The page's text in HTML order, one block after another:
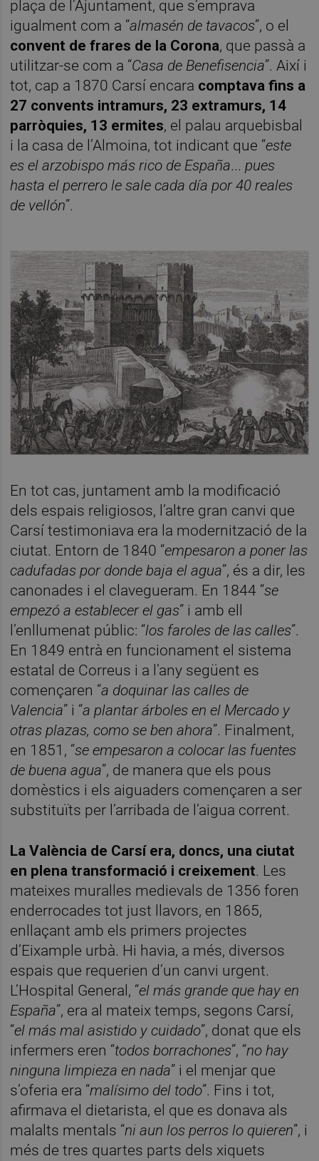
plaça de l’Ajuntament, que s’emprava
igualment com a “almasén de tavacos”, o el
convent de frares de la Corona, que passà a
utilitzar-se com a “Casa de Benefisencia”. Així i
tot, cap a 1870 Carsí encara comptava fins a
27 convents intramurs, 23 extramurs, 14
parròquies, 13 ermites, el palau arquebisbal
i la casa de l’Almoina, tot indicant que “este
es el arzobispo más rico de España... pues
hasta el perrero le sale cada día por 40 reales
de vellón”.
En tot cas, juntament amb la modificació
dels espais religiosos, l’altre gran canvi que
Carsí testimoniava era la modernització de la
ciutat. Entorn de 1840 “empesaron a poner las
cadufadas por donde baja el agua”, és a dir, les
canonades i el clavegueram. En 1844 “se
empezó a establecer el gas” i amb ell
l’enllumenat públic: “los faroles de las calles”.
En 1849 entrà en funcionament el sistema
estatal de Correus i a l’any següent es
començaren “a doquinar las calles de
Valencia” i “a plantar árboles en el Mercado y
otras plazas, como se ben ahora”. Finalment,
en 1851, “se empesaron a colocar las fuentes
de buena agua”, de manera que els pous
domèstics i els aiguaders començaren a ser
substituïts per l’arribada de l’aigua corrent.
La València de Carsí era, doncs, una ciutat
en plena transformació i creixement. Les
mateixes muralles medievals de 1356 foren
enderrocades tot just llavors, en 1865,
enllaçant amb els primers projectes
d’Eixample urbà. Hi havia, a més, diversos
espais que requerien d’un canvi urgent.
L’Hospital General, “el más grande que hay en
España”, era al mateix temps, segons Carsí,
“el más mal asistido y cuidado”, donat que els
infermers eren “todos borrachones”, “no hay
ninguna limpieza en nada” i el menjar que
s’oferia era “malísimo del todo”. Fins i tot,
afirmava el dietarista, el que es donava als
malalts mentals “ni aun los perros lo quieren”, i
més de tres quartes parts dels xiquets